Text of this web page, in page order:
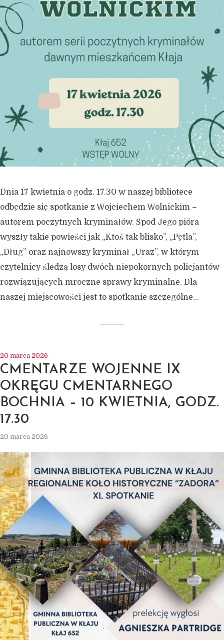
Dnia 17 kwietnia o godz. 17.30 w naszej bibliotece
odbędzie się spotkanie z Wojciechem Wolnickim –
autorem poczytnych kryminałów. Spod Jego pióra
wyszły takie powieści jak „Ktoś tak blisko”, „Pętla”,
„Dług” oraz najnowszy kryminał „Uraz”, w którym
czytelnicy śledzą losy dwóch niepokornych policjantów
rozwiązujących mroczne sprawy kryminalne. Dla
naszej miejscowości jest to spotkanie szczególne...
20 marca 2026
CMENTARZE WOJENNE IX
OKRĘGU CMENTARNEGO
BOCHNIA – 10 KWIETNIA, GODZ.
17.30
20 marca 2026